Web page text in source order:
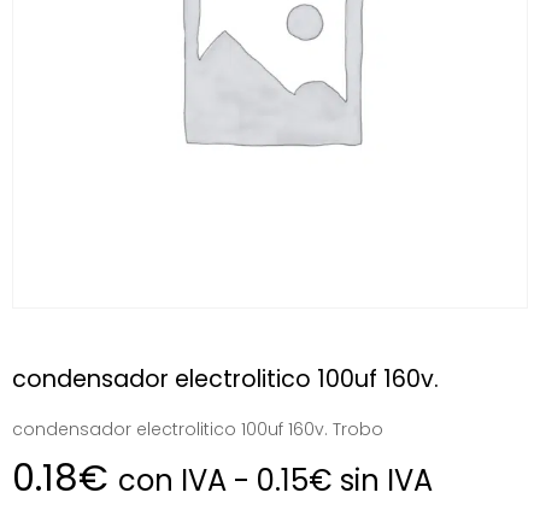
condensador electrolitico 100uf 160v.
condensador electrolitico 100uf 160v. Trobo
0.18€ con IVA - 0.15€ sin IVA